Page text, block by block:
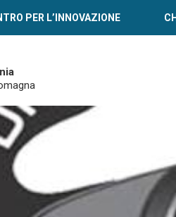
PER L’INNOVAZIONE